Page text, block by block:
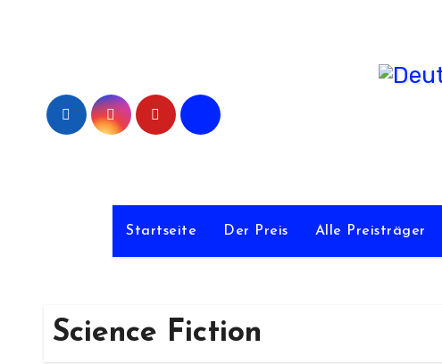
Startseite Der Preis Alle Preisträger
Science Fiction